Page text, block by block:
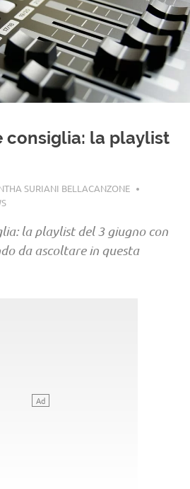
consiglia: la playlist
SURIANI BELLACANZONE
la playlist del 3 giugno con
da ascoltare in questa